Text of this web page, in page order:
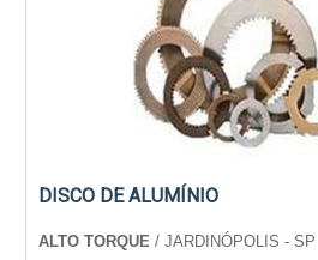
DISCO DE ALUMÍNIO
ALTO TORQUE / JARDINÓPOLIS - SP